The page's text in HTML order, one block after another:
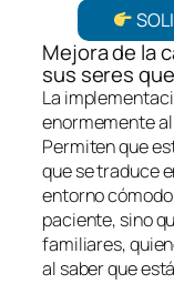
Mejora de la
sus seres
La
enormemente
Permiten que
que se traduce
entorno
paciente, sino
familiares,
al saber que